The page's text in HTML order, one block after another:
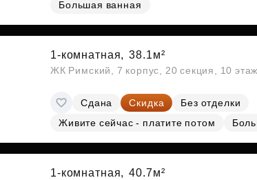
СубсидииБольшая ванная
1-комнатная, 38.1м²
ЖК Римский, 7 корпус, 20 секция, 10
Сдана Скидка
Без отделки
Живите сейчас - платите потом
1-комнатная, 40.7м²